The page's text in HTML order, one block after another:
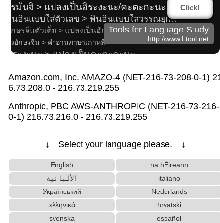
โรมันจิ > แปลงเป็นฮิระงะนะ/คะตะกะนะ
พินอินแบบใส่ตัวเลข > พินอินแบบใส่วรรณยุกต์
อักษรจีนตัวเต็ม > แปลงเป็นอักษรจีนตัวย่อ
ตัวอักษรจีน > คำอ่านภาษาเกาหลี
ฮิระงะนะ > แปลงเป็นคะตะกะนะ
ตัวอักษรจีน > คำอ่านภาษาเกาหลี
โปรแกรมแปลงไฟล์ซับไตเติ้ล
คำอ่านเกาหลี > แปลงเป็นฮิระงะนะ/คะตะกะนะ
การออกเสียงชื่อคนญี่ปุ่น/ค้นหาชื่อ
แปลงตัวอักษรตัวแรกของประโยค/คำศัพท์ให้เป็นตัวพิมพ์ใหญ่
แปลงตัวพิมพ์ใหญ่เป็นเล็ก / แปลงเป็นตัวพิมพ์เล็กเป็นใหญ่
ตัวอักษรจีน > คำอ่านภาษาเกาหลี
ตัวอักษรจีน > พินอิน
ตารางเทียบฮิระงะนะ โรมันจิ 50 เสียง
พจนานุกรมชื่อคนญี่ปุ่น คันจิแบบเก่า > แปลงเป็นคันจิแบบใหม่
นับจำนวนตัวอักษร
Click!
Tools for Language Study
http://www.Ltool.net
Amazon.com, Inc. AMAZO-4 (NET-216-73-208-0-1)
6.73.208.0 - 216.73.219.255
Anthropic, PBC AWS-ANTHROPIC (NET-216-73-216-
0-1) 216.73.216.0 - 216.73.219.255
↓ Select your language please. ↓
English
na hÉireann
الألبانية
italiano
Український
Nederlands
ελληνικά
hrvatski
svenska
español